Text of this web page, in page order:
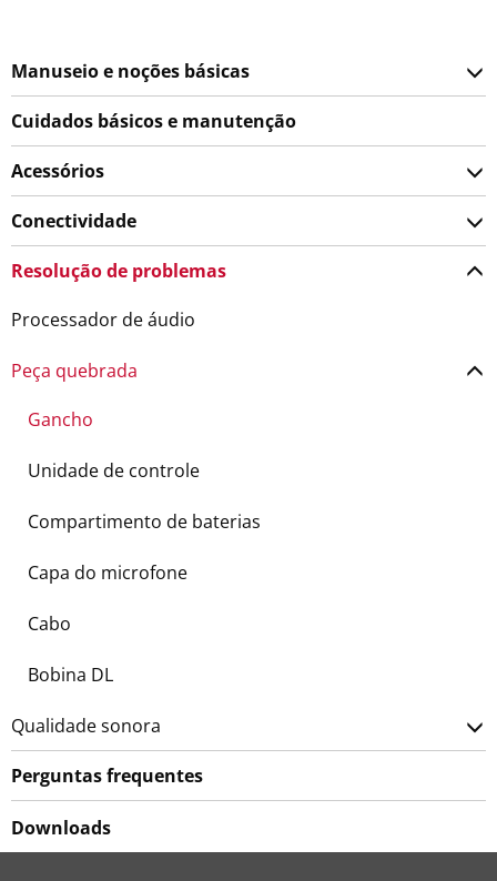
Manuseio e noções básicas
Cuidados básicos e manutenção
Acessórios
Conectividade
Resolução de problemas
Processador de áudio
Peça quebrada
Gancho
Unidade de controle
Compartimento de baterias
Capa do microfone
Cabo
Bobina DL
Qualidade sonora
Perguntas frequentes
Downloads